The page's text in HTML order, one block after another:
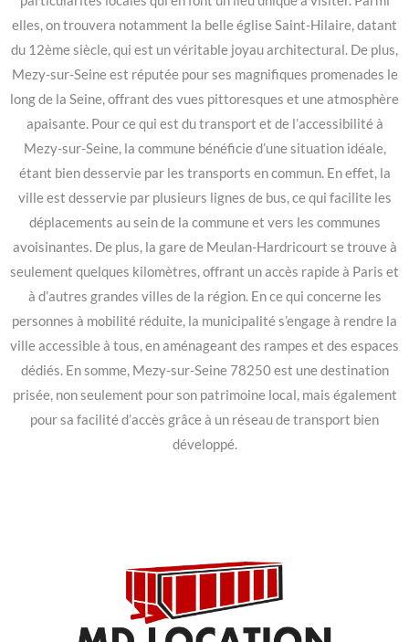
elles, on trouvera notamment la belle église Saint-Hilaire, datant
du 12ème siècle, qui est un véritable joyau architectural. De plus,
Mezy-sur-Seine est réputée pour ses magnifiques promenades le
long de la Seine, offrant des vues pittoresques et une atmosphère
apaisante. Pour ce qui est du transport et de l’accessibilité à
Mezy-sur-Seine, la commune bénéficie d’une situation idéale,
étant bien desservie par les transports en commun. En effet, la
ville est desservie par plusieurs lignes de bus, ce qui facilite les
déplacements au sein de la commune et vers les communes
avoisinantes. De plus, la gare de Meulan-Hardricourt se trouve à
seulement quelques kilomètres, offrant un accès rapide à Paris et
à d’autres grandes villes de la région. En ce qui concerne les
personnes à mobilité réduite, la municipalité s’engage à rendre la
ville accessible à tous, en aménageant des rampes et des espaces
dédiés. En somme, Mezy-sur-Seine 78250 est une destination
prisée, non seulement pour son patrimoine local, mais également
pour sa facilité d’accès grâce à un réseau de transport bien
développé.